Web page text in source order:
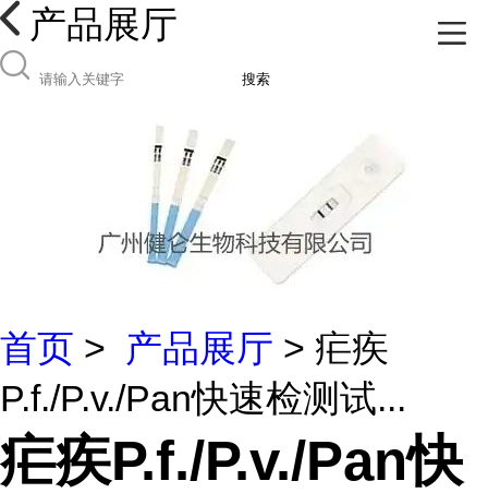
产品展厅
搜索
首页 > 产品展厅 > 疟疾
P.f./P.v./Pan快速检测试...
疟疾P.f./P.v./Pan快